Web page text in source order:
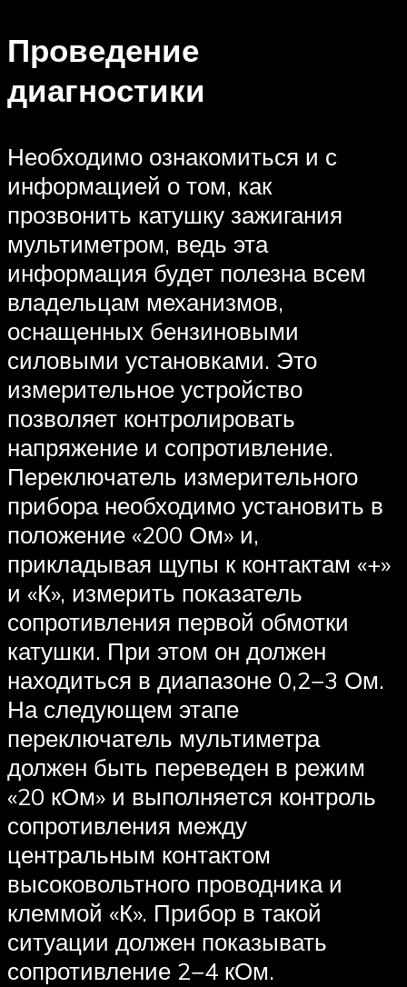
Проведение
диагностики
Необходимо ознакомиться и с
информацией о том, как
прозвонить катушку зажигания
мультиметром, ведь эта
информация будет полезна всем
владельцам механизмов,
оснащенных бензиновыми
силовыми установками. Это
измерительное устройство
позволяет контролировать
напряжение и сопротивление.
Переключатель измерительного
прибора необходимо установить в
положение «200 Ом» и,
прикладывая щупы к контактам «+»
и «К», измерить показатель
сопротивления первой обмотки
катушки. При этом он должен
находиться в диапазоне 0,2−3 Ом.
На следующем этапе
переключатель мультиметра
должен быть переведен в режим
«20 кОм» и выполняется контроль
сопротивления между
центральным контактом
высоковольтного проводника и
клеммой «К». Прибор в такой
ситуации должен показывать
сопротивление 2−4 кОм.